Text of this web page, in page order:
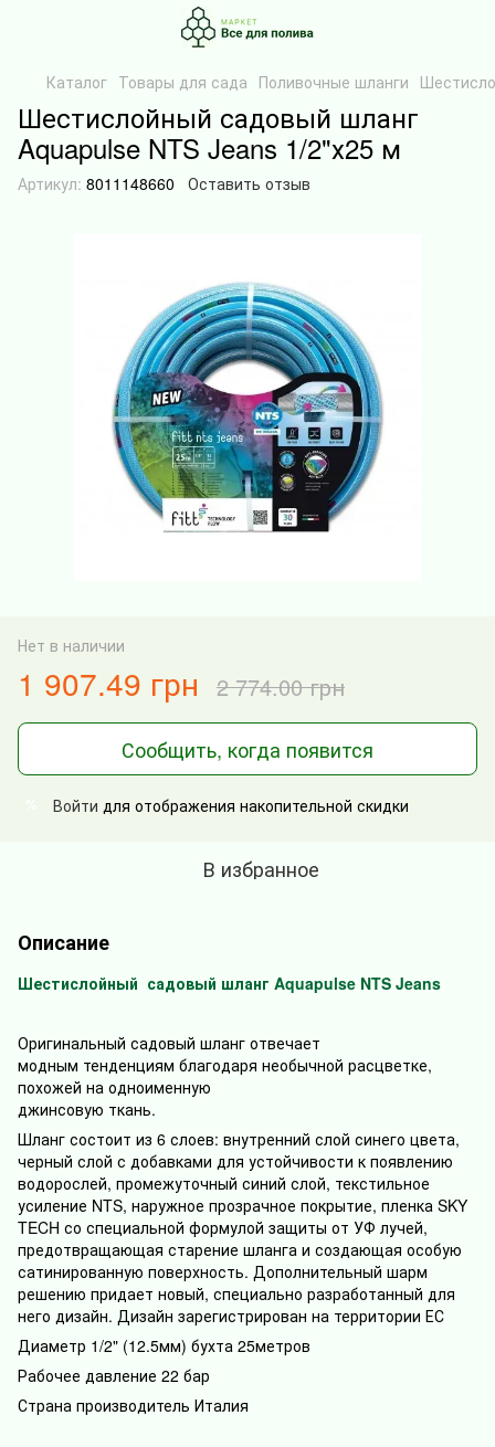
Каталог Товары для сада Поливочные шланги
Шестислойный садовый шланг
Aquapulse NTS Jeans 1/2"х25 м
Артикул: 8011148660 Оставить отзыв
Нет в наличии
1 907.49 грн 2 774.00 грн
Сообщить, когда появится
Войти для отображения накопительной скидки
В избранное
Описание
Шестислойный садовый шланг Aquapulse NTS Jeans
Оригинальный садовый шланг отвечает
модным тенденциям благодаря необычной расцветке,
похожей на одноименную
джинсовую ткань.
Шланг состоит из 6 слоев: внутренний слой синего цвета,
черный слой с добавками для устойчивости к появлению
водорослей, промежуточный синий слой, текстильное
усиление NTS, наружное прозрачное покрытие, пленка SKY
TECH со специальной формулой защиты от УФ лучей,
предотвращающая старение шланга и создающая особую
сатинированную поверхность. Дополнительный шарм
решению придает новый, специально разработанный для
него дизайн. Дизайн зарегистрирован на территории ЕС
Диаметр 1/2" (12.5мм) бухта 25метров
Рабочее давление 22 бар
Страна производитель Италия